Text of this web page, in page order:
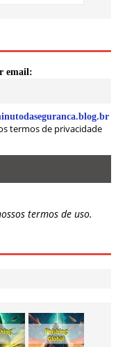
email:
termos de privacidade
termos de uso.